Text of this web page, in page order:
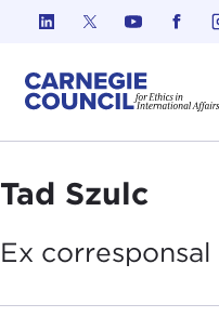
Ir al contenido
Tad Szulc
Ex corresponsal